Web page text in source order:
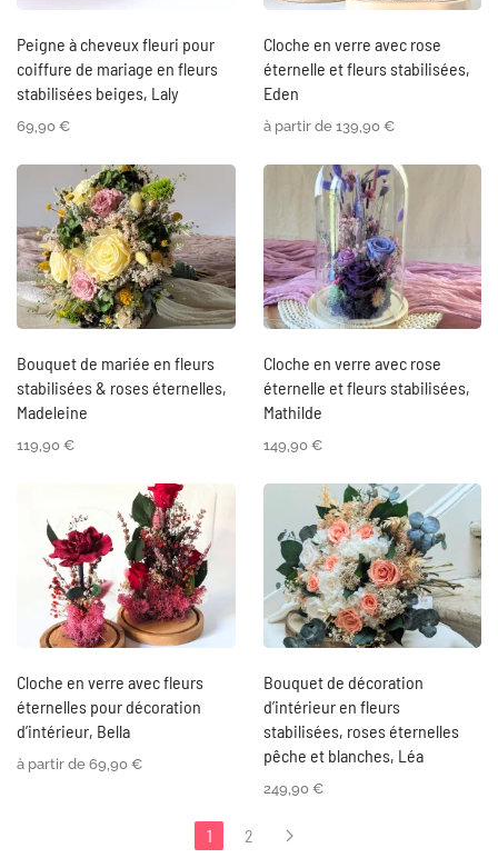
Peigne à cheveux fleuri pour
coiffure de mariage en fleurs
stabilisées beiges, Laly
69,90 €
Cloche en verre avec rose
éternelle et fleurs stabilisées,
Eden
à partir de 139,90 €
Bouquet de mariée en fleurs
stabilisées & roses éternelles,
Madeleine
119,90 €
Cloche en verre avec rose
éternelle et fleurs stabilisées,
Mathilde
149,90 €
Cloche en verre avec fleurs
éternelles pour décoration
d’intérieur, Bella
à partir de 69,90 €
Bouquet de décoration
d’intérieur en fleurs
stabilisées, roses éternelles
pêche et blanches, Léa
249,90 €
1 2